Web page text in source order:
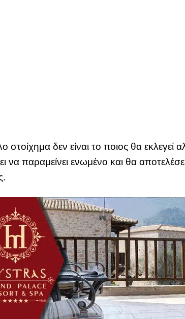
στοίχημα δεν είναι το ποιος θα
να παραμείνει ενωμένο και θα